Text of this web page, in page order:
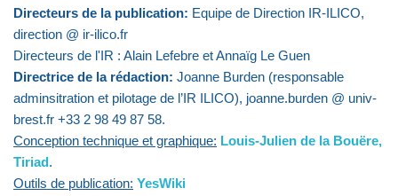
Directeurs de la publication: Equipe de Direction IR-ILICO,
direction @ ir-ilico.fr
Directeurs de l'IR : Alain Lefebre et Annaïg Le Guen
Directrice de la rédaction: Joanne Burden (responsable
adminsitration et pilotage de l’IR ILICO), joanne.burden @ univ-
brest.fr +33 2 98 49 87 58.
Conception technique et graphique: Louis-Julien de la Bouëre,
Tiriad.
Outils de publication: YesWiki